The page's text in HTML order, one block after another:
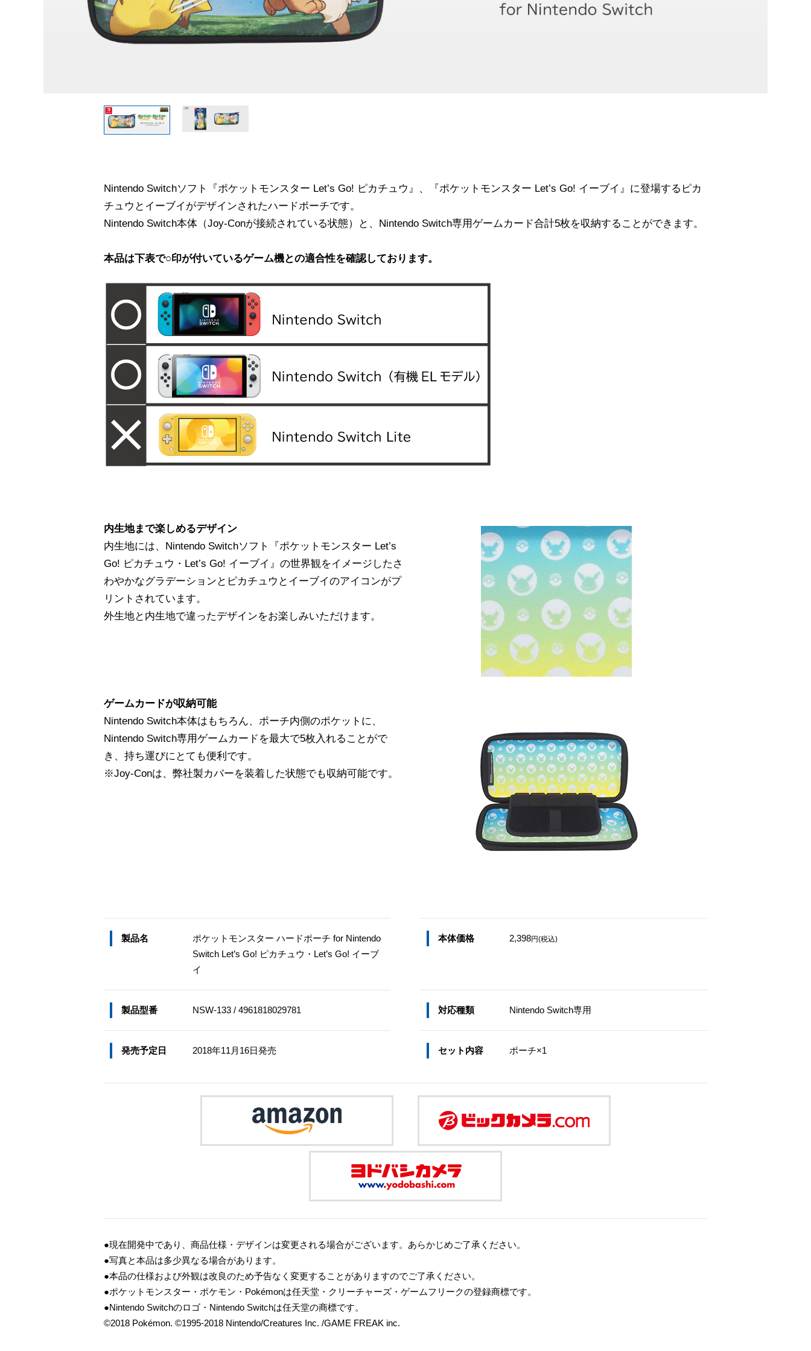
Nintendo Switchソフト『ポケットモンスター Let’s Go! ピカチュウ』、『ポケットモンスター Let’s Go! イーブイ』に登場するピカ
チュウとイーブイがデザインされたハードポーチです。
Nintendo Switch本体（Joy-Conが接続されている状態）と、Nintendo Switch専用ゲームカード合計5枚を収納することができます。
本品は下表で○印が付いているゲーム機との適合性を確認しております。
内生地まで楽しめるデザイン
内生地には、Nintendo Switchソフト『ポケットモンスター Let’s
Go! ピカチュウ・Let’s Go! イーブイ』の世界観をイメージしたさ
わやかなグラデーションとピカチュウとイーブイのアイコンがプ
リントされています。
外生地と内生地で違ったデザインをお楽しみいただけます。
ゲームカードが収納可能
Nintendo Switch本体はもちろん、ポーチ内側のポケットに、
Nintendo Switch専用ゲームカードを最大で5枚入れることがで
き、持ち運びにとても便利です。
※Joy-Conは、弊社製カバーを装着した状態でも収納可能です。
製品名
ポケットモンスター ハードポーチ for Nintendo
Switch Let’s Go! ピカチュウ・Let’s Go! イーブ
イ
本体価格 2,398円(税込)
製品型番 NSW-133 / 4961818029781 対応種類 Nintendo Switch専用
発売予定日 2018年11月16日発売 セット内容 ポーチ×1
●現在開発中であり、商品仕様・デザインは変更される場合がございます。あらかじめご了承ください。
●写真と本品は多少異なる場合があります。
●本品の仕様および外観は改良のため予告なく変更することがありますのでご了承ください。
●ポケットモンスター・ポケモン・Pokémonは任天堂・クリーチャーズ・ゲームフリークの登録商標です。
●Nintendo Switchのロゴ・Nintendo Switchは任天堂の商標です。
©2018 Pokémon. ©1995-2018 Nintendo/Creatures Inc. /GAME FREAK inc.